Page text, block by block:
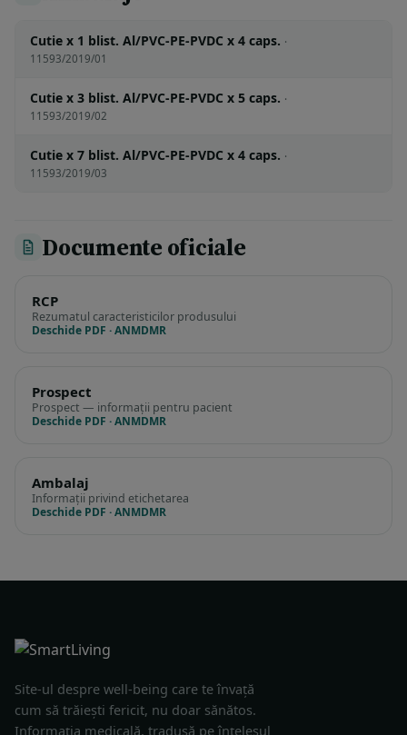
Cutie x 1 blist. Al/PVC-PE-PVDC x 4 caps. ·
11593/2019/01
Cutie x 3 blist. Al/PVC-PE-PVDC x 5 caps. ·
11593/2019/02
Cutie x 7 blist. Al/PVC-PE-PVDC x 4 caps. ·
11593/2019/03
Documente oficiale
RCP
Rezumatul caracteristicilor produsului
Deschide PDF · ANMDMR
Prospect
Prospect — informații pentru pacient
Deschide PDF · ANMDMR
Ambalaj
Informații privind etichetarea
Deschide PDF · ANMDMR
Site-ul despre well-being care te învață
cum să trăiești fericit, nu doar sănătos.
Informația medicală, tradusă pe înțelesul